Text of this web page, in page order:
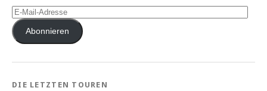
E-
Mail-
AdresseAbonnieren
DIE LETZTEN TOUREN